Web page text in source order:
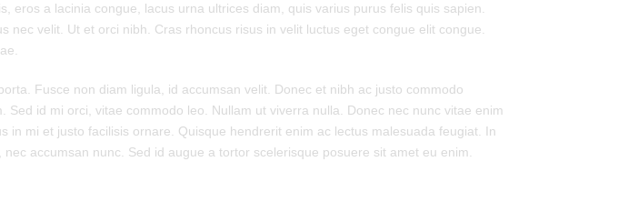
a lacinia congue, lacus urna ultrices diam, quis varius purus felis quis sapien.
velit. Ut et orci nibh. Cras rhoncus risus in velit luctus eget congue elit congue.
Fusce non diam ligula, id accumsan velit. Donec et nibh ac justo commodo
id mi orci, vitae commodo leo. Nullam ut viverra nulla. Donec nec nunc vitae enim
mi et justo facilisis ornare. Quisque hendrerit enim ac lectus malesuada feugiat. In
accumsan nunc. Sed id augue a tortor scelerisque posuere sit amet eu enim.